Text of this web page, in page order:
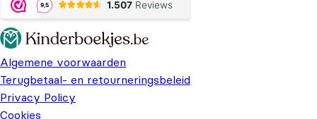
Algemene voorwaarden
Terugbetaal- en retourneringsbeleid
Privacy Policy
Cookies